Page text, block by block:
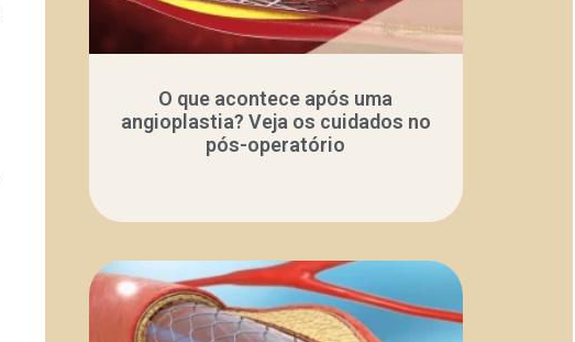
O que acontece após uma
angioplastia? Veja os cuidados no
pós-operatório